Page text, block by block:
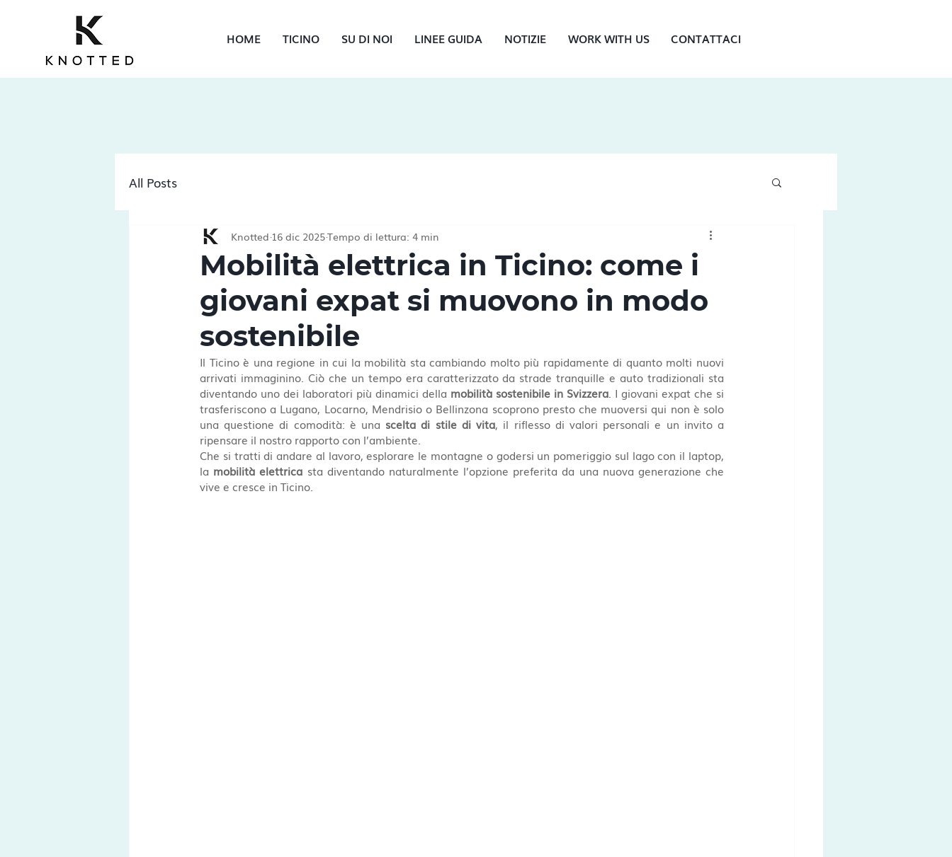
HOME TICINO SU DI NOI LINEE GUIDA NOTIZIE WORK WITH US CONTATTACI
All Posts
Mobilità elettrica in Ticino: come i
giovani expat si muovono in modo
sostenibile
Knotted 16 dic 2025Tempo di lettura: 4 min
Il Ticino è una regione in cui la mobilità sta cambiando molto più rapidamente di quanto molti nuovi
arrivati immaginino. Ciò che un tempo era caratterizzato da strade tranquille e auto tradizionali sta
diventando uno dei laboratori più dinamici della mobilità sostenibile in Svizzera . I giovani expat che si
trasferiscono a Lugano, Locarno, Mendrisio o Bellinzona scoprono presto che muoversi qui non è solo
una questione di comodità: è una scelta di stile di vita, il riflesso di valori personali e un invito a
ripensare il nostro rapporto con l’ambiente.
Che si tratti di andare al lavoro, esplorare le montagne o godersi un pomeriggio sul lago con il laptop,
la mobilità elettrica sta diventando naturalmente l’opzione preferita da una nuova generazione che
vive e cresce in Ticino.